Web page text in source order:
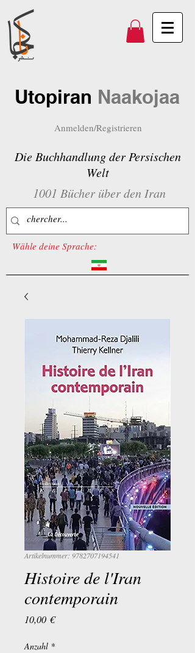
Utopiran Naakojaa
Anmelden/Registrieren
Die Buchhandlung der Persischen
Welt
1001 Bücher über den Iran
Wähle deine Sprache:
Artikelnummer: 9782707194541
Histoire de l'Iran
contemporain
10,00 €Preis
Anzahl *